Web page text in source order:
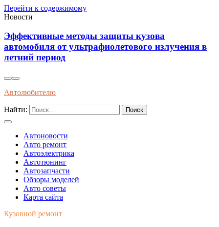
Перейти к содержимому
Новости
Эффективные методы защиты кузова
автомобиля от ультрафиолетового излучения в
летний период
Автолюбителю
Найти:
Автоновости
Авто ремонт
Автоэлектрика
Автотюнинг
Автозапчасти
Обзоры моделей
Авто советы
Карта сайта
Кузовной ремонт